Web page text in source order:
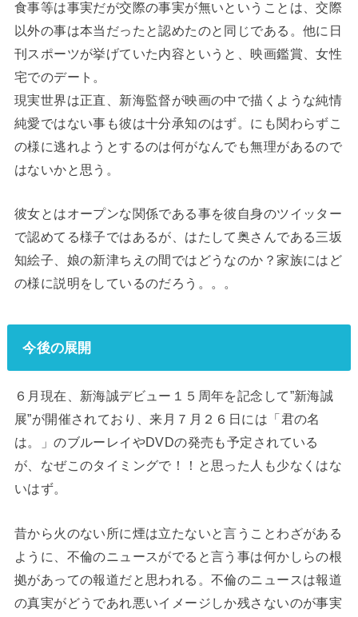
食事等は事実だが交際の事実が無いということは、交際
以外の事は本当だったと認めたのと同じである。他に日
刊スポーツが挙げていた内容というと、映画鑑賞、女性
宅でのデート。
現実世界は正直、新海監督が映画の中で描くような純情
純愛ではない事も彼は十分承知のはず。にも関わらずこ
の様に逃れようとするのは何がなんでも無理があるので
はないかと思う。
彼女とはオープンな関係である事を彼自身のツイッター
で認めてる様子ではあるが、はたして奥さんである三坂
知絵子、娘の新津ちえの間ではどうなのか？家族にはど
の様に説明をしているのだろう。。。
今後の展開
６月現在、新海誠デビュー１５周年を記念して”新海誠
展”が開催されており、来月７月２６日には「君の名
は。」のブルーレイやDVDの発売も予定されている
が、なぜこのタイミングで！！と思った人も少なくはな
いはず。
昔から火のない所に煙は立たないと言うことわざがある
ように、不倫のニュースがでると言う事は何かしらの根
拠があっての報道だと思われる。不倫のニュースは報道
の真実がどうであれ悪いイメージしか残さないのが事実